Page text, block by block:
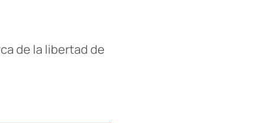
de la libertad de